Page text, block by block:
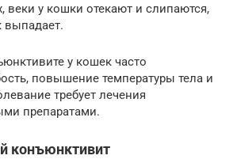
веки у кошки отекают и слипаются,
выпадает.
у кошек часто
повышение температуры тела и
требует лечения
препаратами.
конъюнктивит